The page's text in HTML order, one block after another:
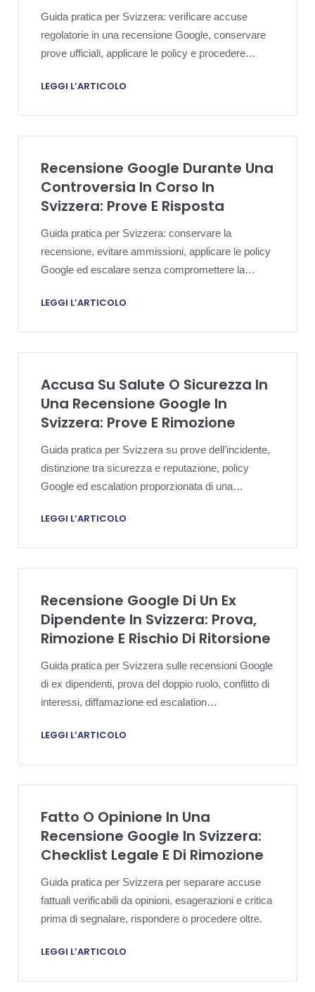
Guida pratica per Svizzera: verificare accuse
regolatorie in una recensione Google, conservare
prove ufficiali, applicare le policy e procedere
LEGGI L’ARTICOLO
Recensione Google Durante Una
Controversia In Corso In
Svizzera: Prove E Risposta
Guida pratica per Svizzera: conservare la
recensione, evitare ammissioni, applicare le policy
Google ed escalare senza compromettere la
LEGGI L’ARTICOLO
Accusa Su Salute O Sicurezza In
Una Recensione Google In
Svizzera: Prove E Rimozione
Guida pratica per Svizzera su prove dell’incidente,
distinzione tra sicurezza e reputazione, policy
Google ed escalation proporzionata di una
LEGGI L’ARTICOLO
Recensione Google Di Un Ex
Dipendente In Svizzera: Prova,
Rimozione E Rischio Di Ritorsione
Guida pratica per Svizzera sulle recensioni Google
di ex dipendenti, prova del doppio ruolo, conflitto di
interessi, diffamazione ed escalation
LEGGI L’ARTICOLO
Fatto O Opinione In Una
Recensione Google In Svizzera:
Checklist Legale E Di Rimozione
Guida pratica per Svizzera per separare accuse
fattuali verificabili da opinioni, esagerazioni e critica
prima di segnalare, rispondere o procedere oltre.
LEGGI L’ARTICOLO